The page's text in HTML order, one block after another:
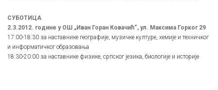
СУБОТИЦА
2.3.2012. године у ОШ „Иван Горан Ковачић“, ул. Максима Горког 29
17:00-18:30 за наставнике географије, музичке културе, хемије и техничког
и информатичког образовања
18:30-20:00 за наставнике физике, српског језика, биологије и историје